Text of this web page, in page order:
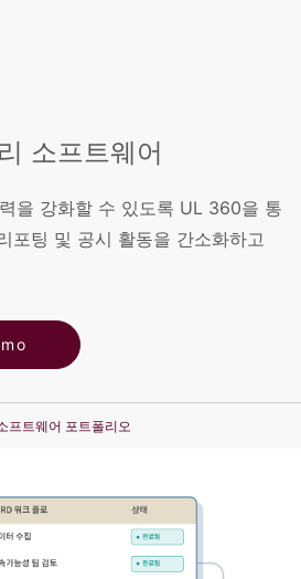
소프트웨어
을 강화할 수 있도록 UL 360을 통
포팅 및 공시 활동을 간소화하고
프트웨어 포트폴리오